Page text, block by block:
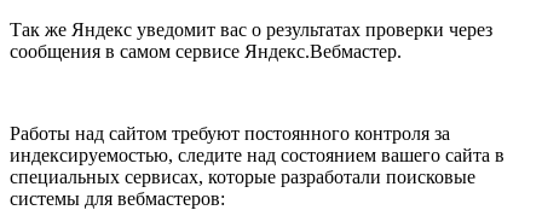
Так же Яндекс уведомит вас о результатах проверки через
сообщения в самом сервисе Яндекс.Вебмастер.
Работы над сайтом требуют постоянного контроля за
индексируемостью, следите над состоянием вашего сайта в
специальных сервисах, которые разработали поисковые
системы для вебмастеров: